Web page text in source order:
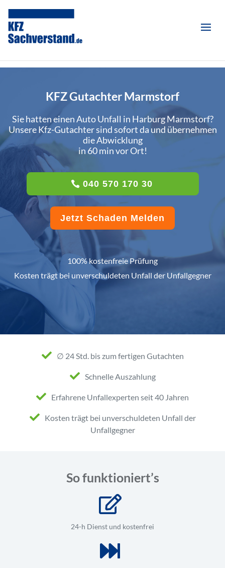
KFZ Gutachter Marmstorf
Sie hatten einen Auto Unfall in Harburg Marmstorf?
Unsere Kfz-Gutachter sind sofort da und übernehmen
die Abwicklung
in 60 min vor Ort!
040 570 170 30
Jetzt Schaden Melden
100% kostenfreie Prüfung
Kosten trägt bei unverschuldeten Unfall der Unfallgegner
∅ 24 Std. bis zum fertigen Gutachten
Schnelle Auszahlung
Erfahrene Unfallexperten seit 40 Jahren
Kosten trägt bei unverschuldeten Unfall der
Unfallgegner
So funktioniert’s
24-h Dienst und kostenfrei